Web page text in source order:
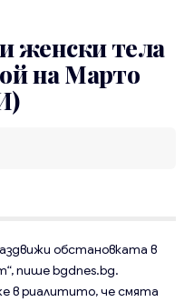
женски тела
на Марто
обстановката в
пише bgdnes.bg.
в риалитито, че смята